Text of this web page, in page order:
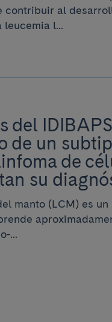
contribuir al
leucemia l...
del
de un
de
su
manto (LCM) es
...